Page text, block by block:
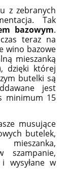
z zebranych
Tak
bazowym.
teraz na
wino bazowe
mieszanką
dzięki której
butelki są
jest
minimum 15
musujące
butelek,
wysyłane w